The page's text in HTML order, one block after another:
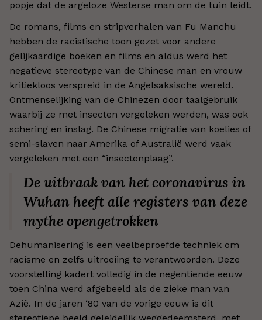
popje dat de argeloze Westerse man om de tuin leidt.
De romans, films en stripverhalen van Fu Manchu
hebben de racistische toon gezet voor andere
gelijkaardige boeken en films en aldus werd het
negatieve stereotype van de Chinese man en vrouw
kritiekloos verspreid in de Angelsaksische wereld.
Ontmenselijking van de Chinezen door taalgebruik
waarbij ze met insecten vergeleken werden, was ook
schering en inslag. De Chinese migratie van koelies of
semi-slaven naar Amerika of Australië werd vaak
vergeleken met een “insectenplaag”.
De uitbraak van het coronavirus in
Wuhan heeft alle registers van deze
mythe opengetrokken
Dehumanisering is een veelbeproefde techniek om
racisme en zelfs uitroeiing te verantwoorden. Deze
voorstelling kadert volledig in de negentiende eeuw
toen China werd afgebeeld als de zieke man van
Azië. In de jaren ‘80 van de vorige eeuw is dit